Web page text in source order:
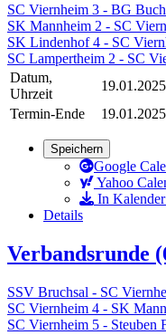
SC Viernheim 3 - BG
SK Mannheim 2 - SC
SK Lindenhof 4 - SC
SC Lampertheim 2 - SC
Datum,
Uhrzeit
Termin-Ende
Speichern
Google
Yahoo
In
Details
Verbandsrunde
SSV Bruchsal - SC
SC Viernheim 4 - SK
SC Viernheim 5 - Steuben